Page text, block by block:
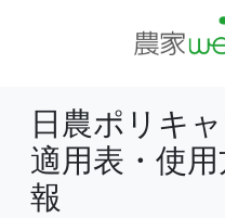
日農ポリキ
適用表・使
報